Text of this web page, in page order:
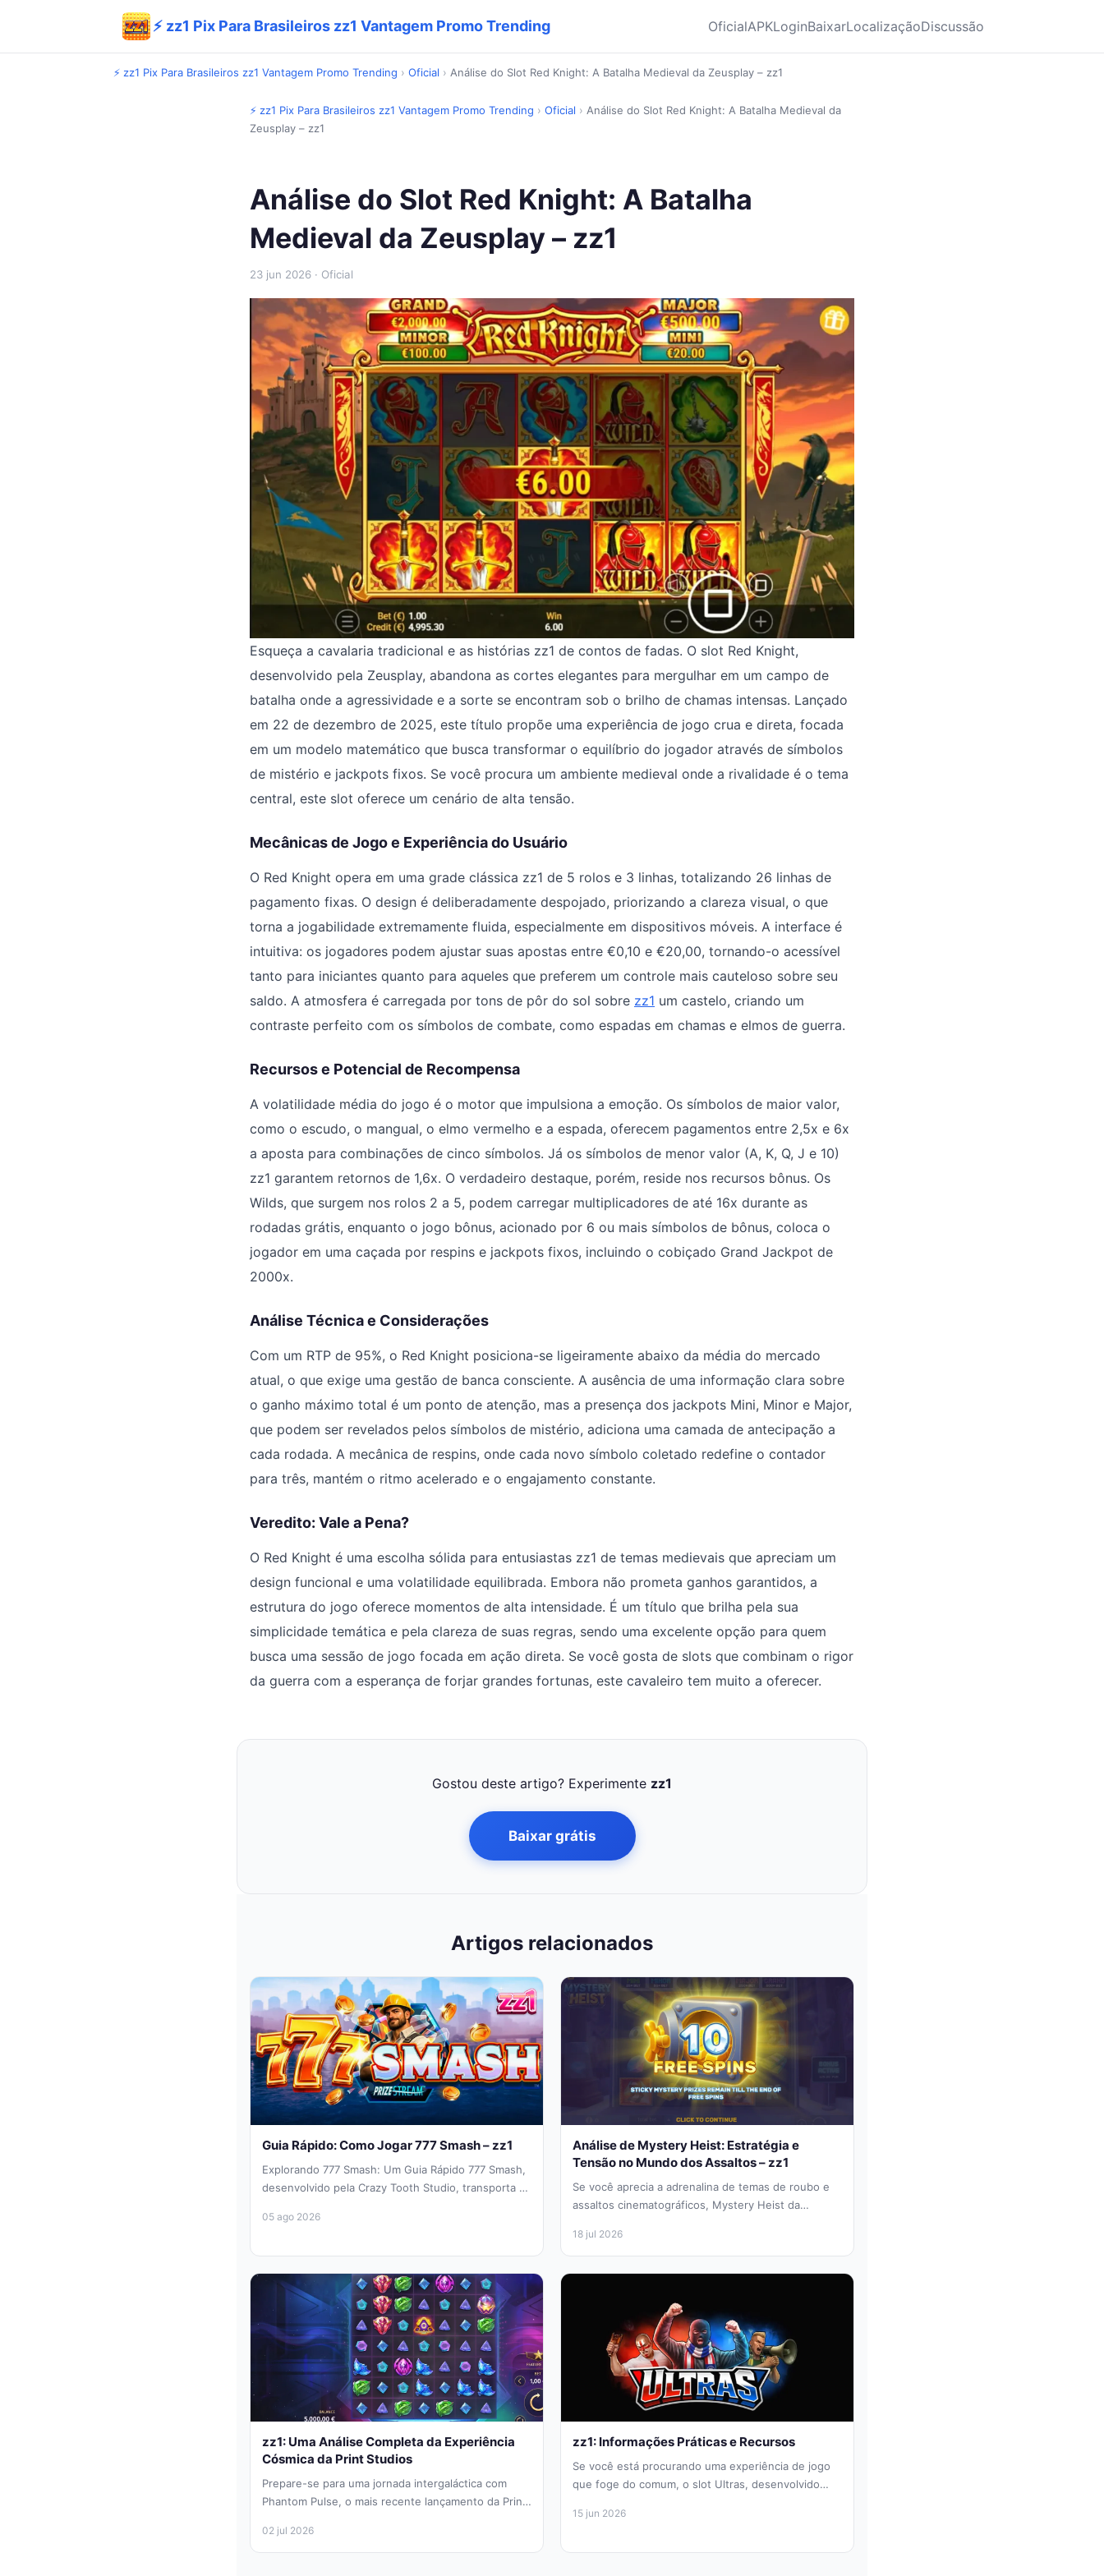
⚡ zz1 Pix Para Brasileiros zz1 Vantagem Promo Trending OficialAPKLoginBaixarLocalizaçãoDiscussão
⚡ zz1 Pix Para Brasileiros zz1 Vantagem Promo Trending › Oficial › Análise do Slot Red Knight: A Batalha Medieval da Zeusplay – zz1
⚡ zz1 Pix Para Brasileiros zz1 Vantagem Promo Trending › Oficial › Análise do Slot Red Knight: A Batalha Medieval da
Zeusplay – zz1
Análise do Slot Red Knight: A Batalha
Medieval da Zeusplay – zz1
23 jun 2026 · Oficial
Esqueça a cavalaria tradicional e as histórias zz1 de contos de fadas. O slot Red Knight,
desenvolvido pela Zeusplay, abandona as cortes elegantes para mergulhar em um campo de
batalha onde a agressividade e a sorte se encontram sob o brilho de chamas intensas. Lançado
em 22 de dezembro de 2025, este título propõe uma experiência de jogo crua e direta, focada
em um modelo matemático que busca transformar o equilíbrio do jogador através de símbolos
de mistério e jackpots fixos. Se você procura um ambiente medieval onde a rivalidade é o tema
central, este slot oferece um cenário de alta tensão.
Mecânicas de Jogo e Experiência do Usuário
O Red Knight opera em uma grade clássica zz1 de 5 rolos e 3 linhas, totalizando 26 linhas de
pagamento fixas. O design é deliberadamente despojado, priorizando a clareza visual, o que
torna a jogabilidade extremamente fluida, especialmente em dispositivos móveis. A interface é
intuitiva: os jogadores podem ajustar suas apostas entre €0,10 e €20,00, tornando-o acessível
tanto para iniciantes quanto para aqueles que preferem um controle mais cauteloso sobre seu
saldo. A atmosfera é carregada por tons de pôr do sol sobre zz1 um castelo, criando um
contraste perfeito com os símbolos de combate, como espadas em chamas e elmos de guerra.
Recursos e Potencial de Recompensa
A volatilidade média do jogo é o motor que impulsiona a emoção. Os símbolos de maior valor,
como o escudo, o mangual, o elmo vermelho e a espada, oferecem pagamentos entre 2,5x e 6x
a aposta para combinações de cinco símbolos. Já os símbolos de menor valor (A, K, Q, J e 10)
zz1 garantem retornos de 1,6x. O verdadeiro destaque, porém, reside nos recursos bônus. Os
Wilds, que surgem nos rolos 2 a 5, podem carregar multiplicadores de até 16x durante as
rodadas grátis, enquanto o jogo bônus, acionado por 6 ou mais símbolos de bônus, coloca o
jogador em uma caçada por respins e jackpots fixos, incluindo o cobiçado Grand Jackpot de
2000x.
Análise Técnica e Considerações
Com um RTP de 95%, o Red Knight posiciona-se ligeiramente abaixo da média do mercado
atual, o que exige uma gestão de banca consciente. A ausência de uma informação clara sobre
o ganho máximo total é um ponto de atenção, mas a presença dos jackpots Mini, Minor e Major,
que podem ser revelados pelos símbolos de mistério, adiciona uma camada de antecipação a
cada rodada. A mecânica de respins, onde cada novo símbolo coletado redefine o contador
para três, mantém o ritmo acelerado e o engajamento constante.
Veredito: Vale a Pena?
O Red Knight é uma escolha sólida para entusiastas zz1 de temas medievais que apreciam um
design funcional e uma volatilidade equilibrada. Embora não prometa ganhos garantidos, a
estrutura do jogo oferece momentos de alta intensidade. É um título que brilha pela sua
simplicidade temática e pela clareza de suas regras, sendo uma excelente opção para quem
busca uma sessão de jogo focada em ação direta. Se você gosta de slots que combinam o rigor
da guerra com a esperança de forjar grandes fortunas, este cavaleiro tem muito a oferecer.
Gostou deste artigo? Experimente zz1
Baixar grátis
Artigos relacionados
Guia Rápido: Como Jogar 777 Smash – zz1
Explorando 777 Smash: Um Guia Rápido 777 Smash,
desenvolvido pela Crazy Tooth Studio, transporta os
05 ago 2026
Análise de Mystery Heist: Estratégia e
Tensão no Mundo dos Assaltos – zz1
Se você aprecia a adrenalina de temas de roubo e
assaltos cinematográficos, Mystery Heist da
18 jul 2026
zz1: Uma Análise Completa da Experiência
Cósmica da Print Studios
Prepare-se para uma jornada intergaláctica com
Phantom Pulse, o mais recente lançamento da Print
02 jul 2026
zz1: Informações Práticas e Recursos
Se você está procurando uma experiência de jogo
que foge do comum, o slot Ultras, desenvolvido
15 jun 2026